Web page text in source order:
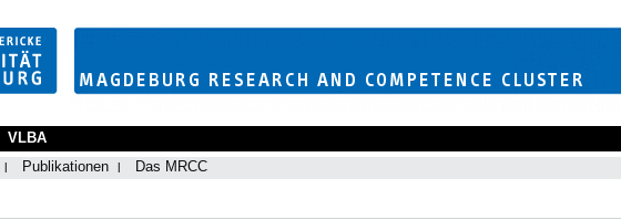
Publikationen Das MRCC
VLBA